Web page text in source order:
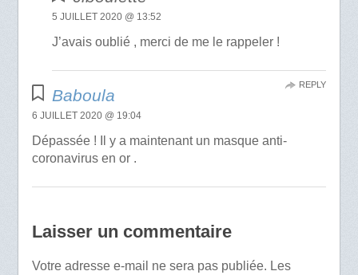
5 JUILLET 2020 @ 13:52
J’avais oublié , merci de me le rappeler !
Baboula
6 JUILLET 2020 @ 19:04
Dépassée ! Il y a maintenant un masque anti-
coronavirus en or .
REPLY
Laisser un commentaire
Votre adresse e-mail ne sera pas publiée. Les